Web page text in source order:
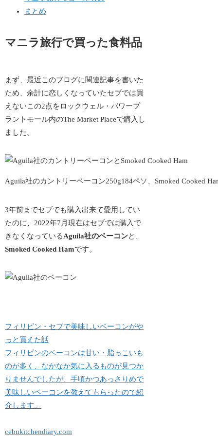
まとめ
マニラ旅行で買った食料品
まず、最近このブログに関連記事を書いた
ため、余計に恋しくなっていたセブでは買
えないこの2点をロックウェル・パワープ
ラントモール内のThe Market Placeで購入し
ました。
Aguila社のカントリーベーコン250g184ペソ、Smoked Cooked
3年前までセブでも購入出来て愛用してい
たのに、2022年7月現在はセブでは購入で
きなくなっているAguila社のベーコンと、
Smoked Cooked Hamです。
フィリピン・セブで美味しいベーコンがや
っと買えた話
フィリピンのベーコンは甘い・脂っこいも
のが多く、なかなか気に入るものが見つか
りませんでしたが、手頃かつあっさりめで
美味しいベーコンを教えてもらったので紹
介します。
cebukitchendiary.com